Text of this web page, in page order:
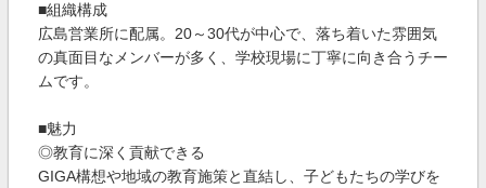
■組織構成
広島営業所に配属。20～30代が中心で、落ち着いた雰囲気
の真面目なメンバーが多く、学校現場に丁寧に向き合うチー
ムです。
■魅力
◎教育に深く貢献できる
GIGA構想や地域の教育施策と直結し、子どもたちの学びを